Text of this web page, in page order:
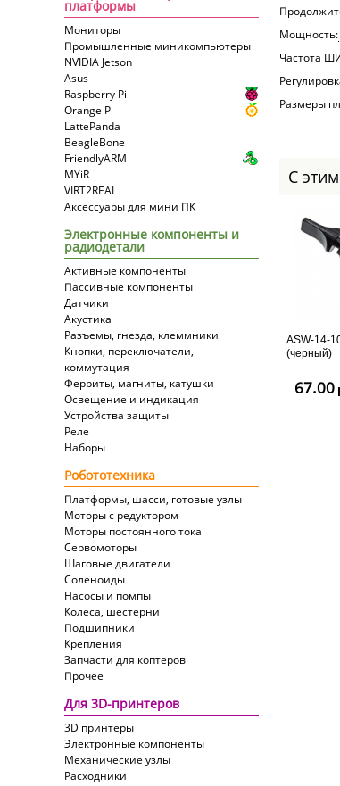
платформы
Мониторы
Промышленные миникомпьютеры
NVIDIA Jetson
Asus
Raspberry Pi
Orange Pi
LattePanda
BeagleBone
FriendlyARM
MYiR
VIRT2REAL
Аксессуары для мини ПК
Электронные компоненты и
радиодетали
Активные компоненты
Пассивные компоненты
Датчики
Акустика
Разъемы, гнезда, клеммники
Кнопки, переключатели,
коммутация
Ферриты, магниты, катушки
Освещение и индикация
Устройства защиты
Реле
Наборы
Робототехника
Платформы, шасси, готовые узлы
Моторы с редуктором
Моторы постоянного тока
Сервомоторы
Шаговые двигатели
Соленоиды
Насосы и помпы
Колеса, шестерни
Подшипники
Крепления
Запчасти для коптеров
Прочее
Для 3D-принтеров
3D принтеры
Электронные компоненты
Механические узлы
Расходники
Мощность:
Частота
Размеры
С
ASW-14-
(черный)
67.00